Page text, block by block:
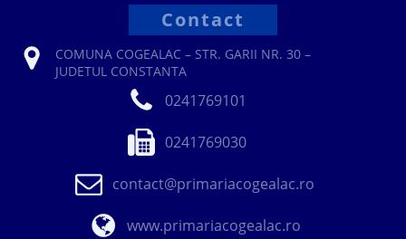
Contact
COMUNA COGEALAC – STR. GARII NR. 30 –
JUDETUL CONSTANTA
0241769101
0241769030
contact@primariacogealac.ro
www.primariacogealac.ro